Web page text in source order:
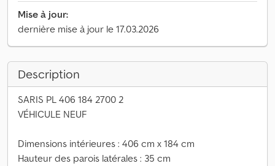
Mise à jour:
dernière mise à jour le 17.03.2026
Description
SARIS PL 406 184 2700 2
VÉHICULE NEUF
Dimensions intérieures : 406 cm x 184 cm
Hauteur des parois latérales : 35 cm